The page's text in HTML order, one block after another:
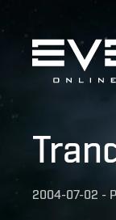
2004-07-02 -